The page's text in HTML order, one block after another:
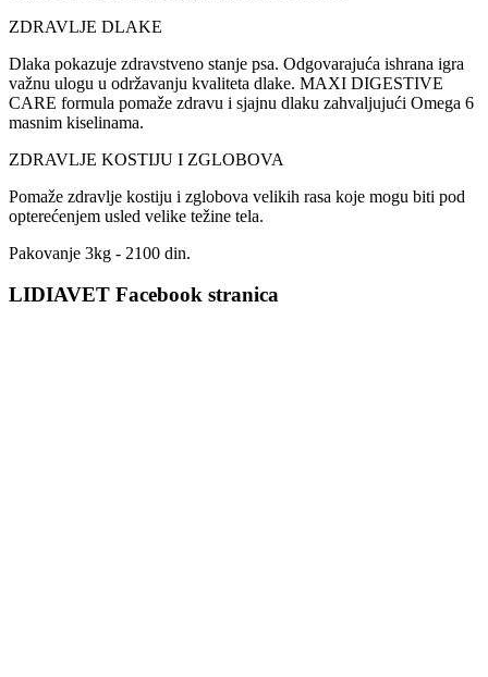
ZDRAVLJE DLAKE
Dlaka pokazuje zdravstveno stanje psa. Odgovarajuća ishrana igra
važnu ulogu u održavanju kvaliteta dlake. MAXI DIGESTIVE
CARE formula pomaže zdravu i sjajnu dlaku zahvaljujući Omega 6
masnim kiselinama.
ZDRAVLJE KOSTIJU I ZGLOBOVA
Pomaže zdravlje kostiju i zglobova velikih rasa koje mogu biti pod
opterećenjem usled velike težine tela.
Pakovanje 3kg - 2100 din.
LIDIAVET Facebook stranica